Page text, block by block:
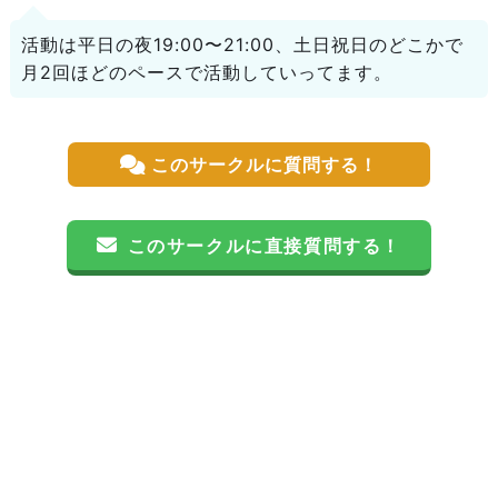
活動は平日の夜19:00〜21:00、土日祝日のどこかで
月2回ほどのペースで活動していってます。
このサークルに質問する！
このサークルに直接質問する！